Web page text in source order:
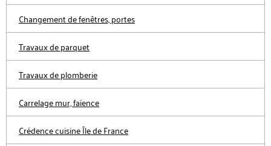
Changement de fenêtres, portes
Travaux de parquet
Travaux de plomberie
Carrelage mur, faïence
Crédence cuisine Île de France